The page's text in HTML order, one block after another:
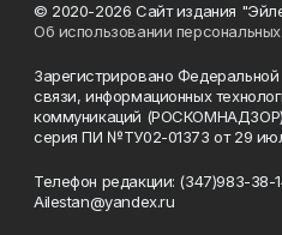
© 2020-2026 Сайт издания
Об использовании
Зарегистрировано
связи, информационных
коммуникаций
серия ПИ №ТУ02-01373 от 29
Телефон редакции: (347)983-38-
Ailestan@yandex.ru